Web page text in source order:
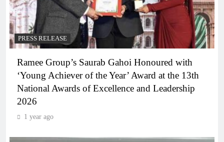
PRESS RELEASE
Ramee Group’s Saurab Gahoi Honoured with
‘Young Achiever of the Year’ Award at the 13th
National Awards of Excellence and Leadership
2026
1 year ago